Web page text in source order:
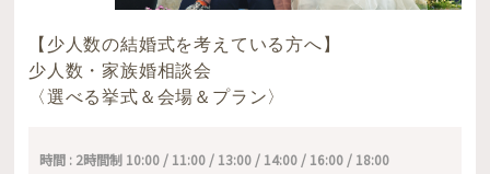
【少人数の結婚式を考えている方へ】
少人数・家族婚相談会
〈選べる挙式＆会場＆プラン〉
時間 : 2時間制 10:00 / 11:00 / 13:00 / 14:00 / 16:00 / 18:00